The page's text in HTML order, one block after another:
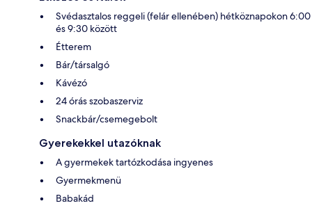
Svédasztalos reggeli (felár ellenében) hétköznapokon 6:00
és 9:30 között
Étterem
Bár/társalgó
Kávézó
24 órás szobaszerviz
Snackbár/csemegebolt
Gyerekekkel utazóknak
A gyermekek tartózkodása ingyenes
Gyermekmenü
Babakád